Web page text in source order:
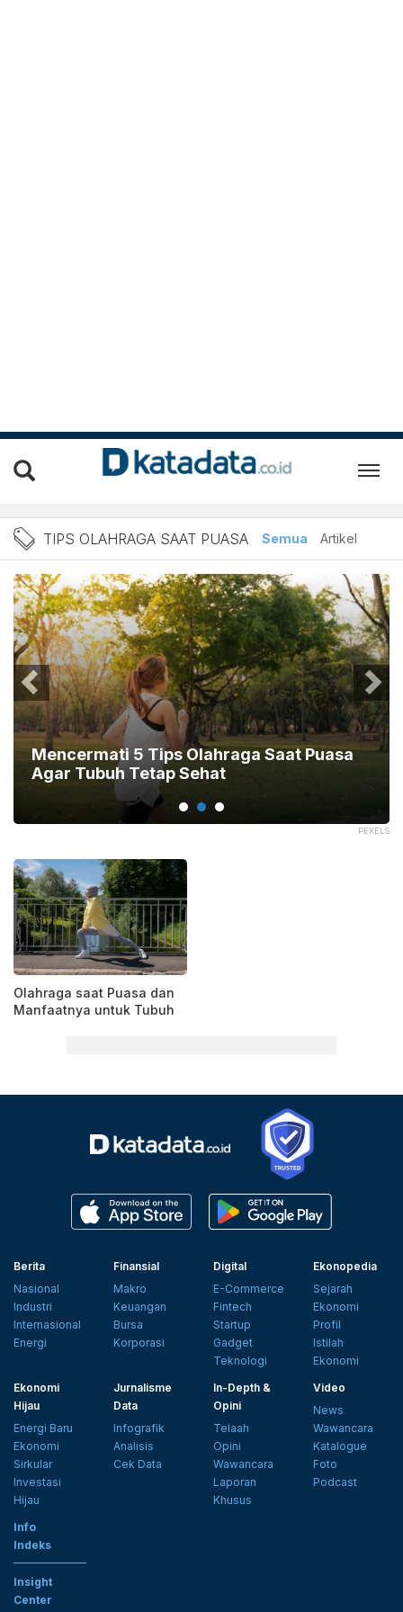
Berita Tips Olahraga
TIPS OLAHRAGA SAAT PUASA Semua Artikel
PEXELS
Mencermati 5 Tips Olahraga Saat Puasa
Agar Tubuh Tetap Sehat
Olahraga saat Puasa dan
Manfaatnya untuk Tubuh
Berita
Nasional
Industri
Internasional
Energi
Finansial
Makro
Keuangan
Bursa
Korporasi
Digital
E-Commerce
Fintech
Startup
Gadget
Teknologi
Ekonopedia
Sejarah
Ekonomi
Profil
Istilah
Ekonomi
Ekonomi
Hijau
Energi Baru
Ekonomi
Sirkular
Investasi
Hijau
Jurnalisme
Data
Infografik
Analisis
Cek Data
In-Depth &
Opini
Telaah
Opini
Wawancara
Laporan
Khusus
Video
News
Wawancara
Katalogue
Foto
Podcast
Info
Indeks
Insight
Center